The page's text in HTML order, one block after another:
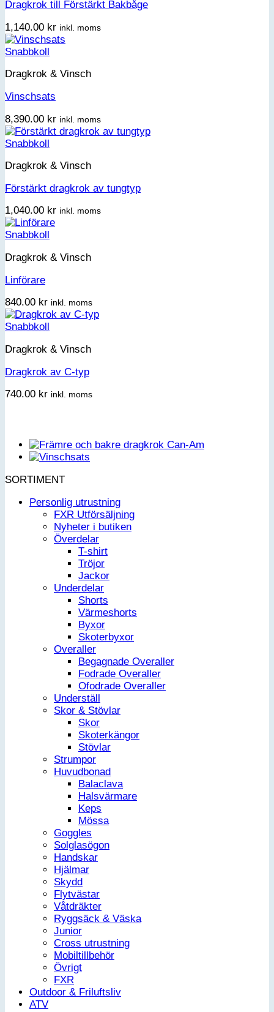
Dragkrok till Förstärkt Bakbåge
1,140.00 kr inkl. moms
Snabbkoll
Dragkrok & Vinsch
Vinschsats
8,390.00 kr inkl. moms
Snabbkoll
Dragkrok & Vinsch
Förstärkt dragkrok av tungtyp
1,040.00 kr inkl. moms
Snabbkoll
Dragkrok & Vinsch
Linförare
840.00 kr inkl. moms
Snabbkoll
Dragkrok & Vinsch
Dragkrok av C-typ
740.00 kr inkl. moms
SORTIMENT
Personlig utrustning
FXR Utförsäljning
Nyheter i butiken
Överdelar
T-shirt
Tröjor
Jackor
Underdelar
Shorts
Värmeshorts
Byxor
Skoterbyxor
Overaller
Begagnade Overaller
Fodrade Overaller
Ofodrade Overaller
Underställ
Skor & Stövlar
Skor
Skoterkängor
Stövlar
Strumpor
Huvudbonad
Balaclava
Halsvärmare
Keps
Mössa
Goggles
Solglasögon
Handskar
Hjälmar
Skydd
Flytvästar
Våtdräkter
Ryggsäck & Väska
Junior
Cross utrustning
Mobiltillbehör
Övrigt
FXR
Outdoor & Friluftsliv
ATV